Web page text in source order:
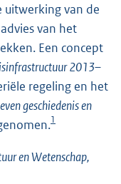
uitwerking van de
van het
Een concept
2013–
regeling en het
geschiedenis en
1
en Wetenschap,